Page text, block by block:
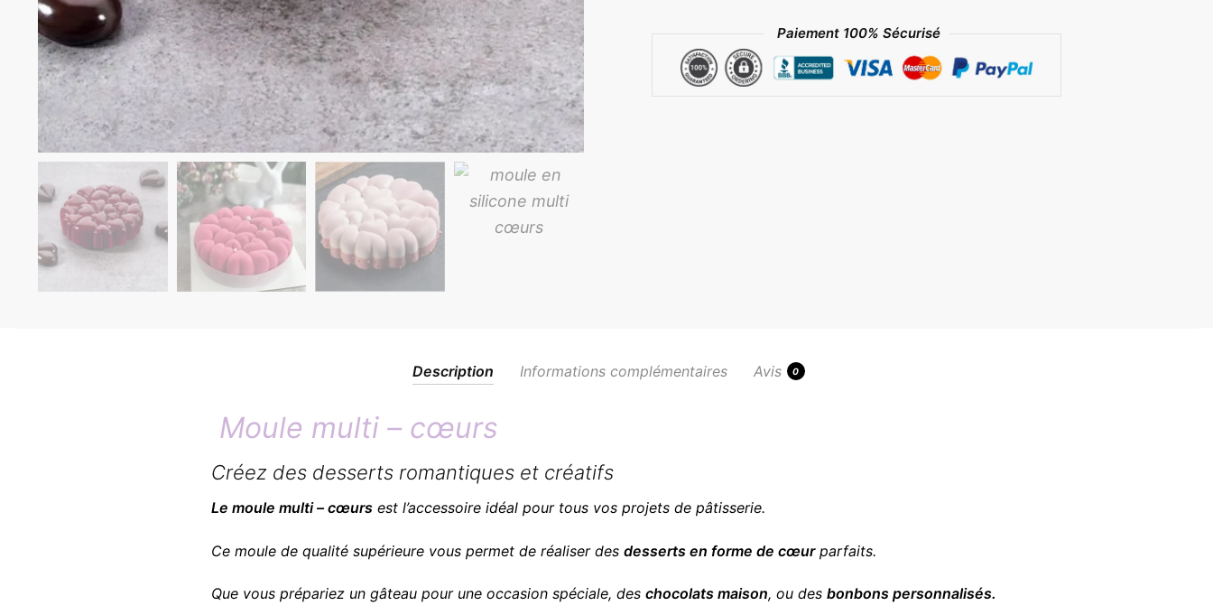
Paiement 100% Sécurisé
Description Informations complémentaires Avis 0
Moule multi – cœurs
Créez des desserts romantiques et créatifs
Le moule multi – cœursest l’accessoire idéal pour tous vos projets de pâtisserie.
Ce moule de qualité supérieure vous permet de réaliser des desserts en forme de cœurparfaits.
Que vous prépariez un gâteau pour une occasion spéciale, des chocolats maison, ou des bonbons personnalisés.